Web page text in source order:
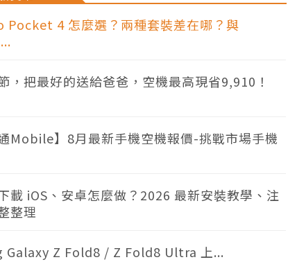
Pocket 4 怎麼選？兩種套裝差在哪？與
，把最好的送給爸爸，空機最高現省9,910！
通Mobile】8月最新手機空機報價-挑戰市場手機
載 iOS、安卓怎麼做？2026 最新安裝教學、注
整理
Galaxy Z Fold8 / Z Fold8 Ultra 上...